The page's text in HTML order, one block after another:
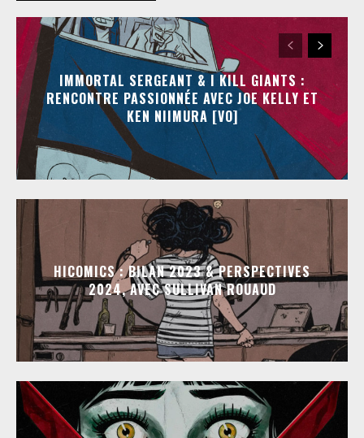
IMMORTAL SERGEANT & I KILL GIANTS :
RENCONTRE PASSIONNÉE AVEC JOE KELLY ET
KEN NIIMURA [VO]
HICOMICS : BILAN 2023 & PERSPECTIVES
2024, AVEC SULLIVAN ROUAUD